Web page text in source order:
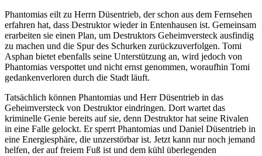
Phantomias eilt zu Herrn Düsentrieb, der schon aus dem Fernsehen
erfahren hat, dass Destruktor wieder in Entenhausen ist. Gemeinsam
erarbeiten sie einen Plan, um Destruktors Geheimversteck ausfindig
zu machen und die Spur des Schurken zurückzuverfolgen. Tomi
Asphan bietet ebenfalls seine Unterstützung an, wird jedoch von
Phantomias verspottet und nicht ernst genommen, woraufhin Tomi
gedankenverloren durch die Stadt läuft.
Tatsächlich können Phantomias und Herr Düsentrieb in das
Geheimversteck von Destruktor eindringen. Dort wartet das
kriminelle Genie bereits auf sie, denn Destruktor hat seine Rivalen
in eine Falle gelockt. Er sperrt Phantomias und Daniel Düsentrieb in
eine Energiesphäre, die unzerstörbar ist. Jetzt kann nur noch jemand
helfen, der auf freiem Fuß ist und dem kühl überlegenden